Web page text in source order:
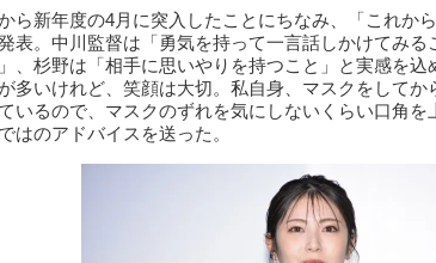
ら新年度の4月に突入したことにちなみ、「これか
表。中川監督は「勇気を持って一言話しかけてみ
、杉野は「相手に思いやりを持つこと」と実感を
多いけれど、笑顔は大切。私自身、マスクをして
いるので、マスクのずれを気にしないくらい口角
はのアドバイスを送った。